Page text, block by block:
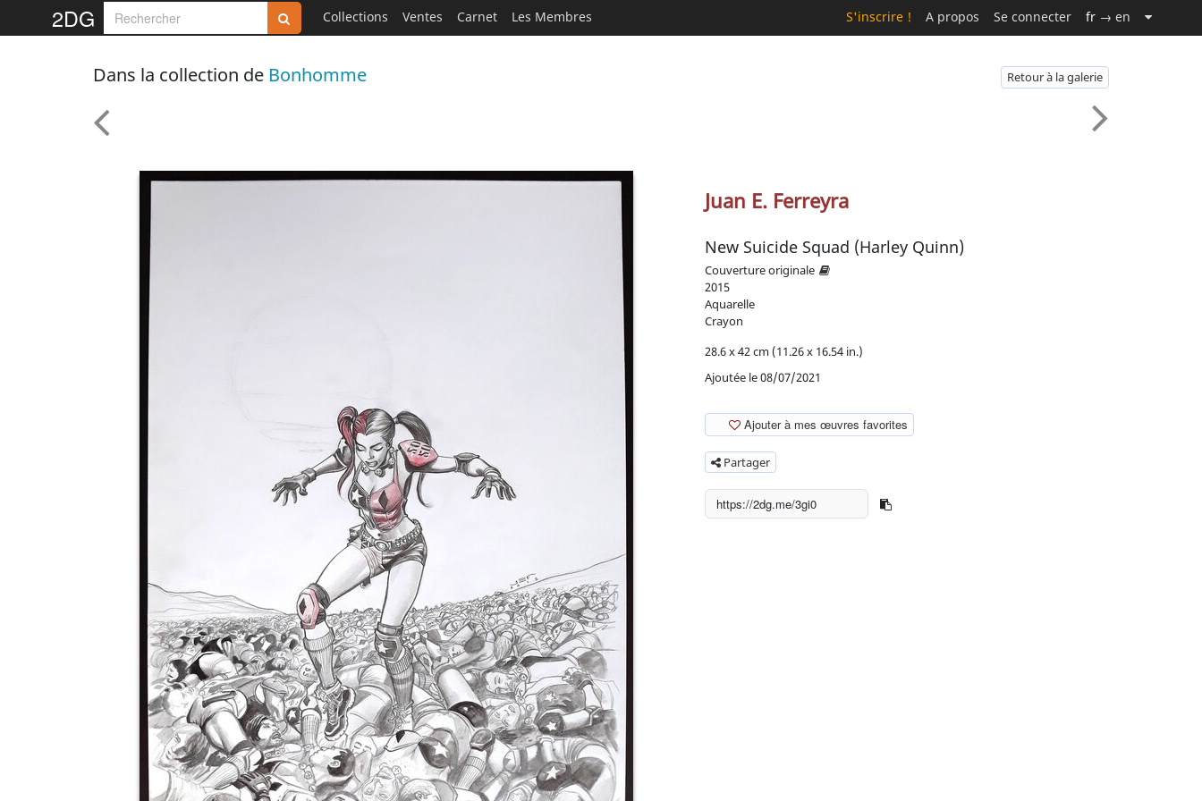
2DG Collections Ventes Carnet Les Membres S'inscrire ! A propos Se connecter fr → en
Dans la collection de Bonhomme Retour à la galerie
Juan E. Ferreyra
New Suicide Squad (Harley Quinn)
Couverture originale
2015
Aquarelle
Crayon
28.6 x 42 cm (11.26 x 16.54 in.)
Ajoutée le 08/07/2021
Ajouter à mes œuvres favorites
Partager